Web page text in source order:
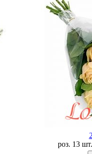
роз. 13